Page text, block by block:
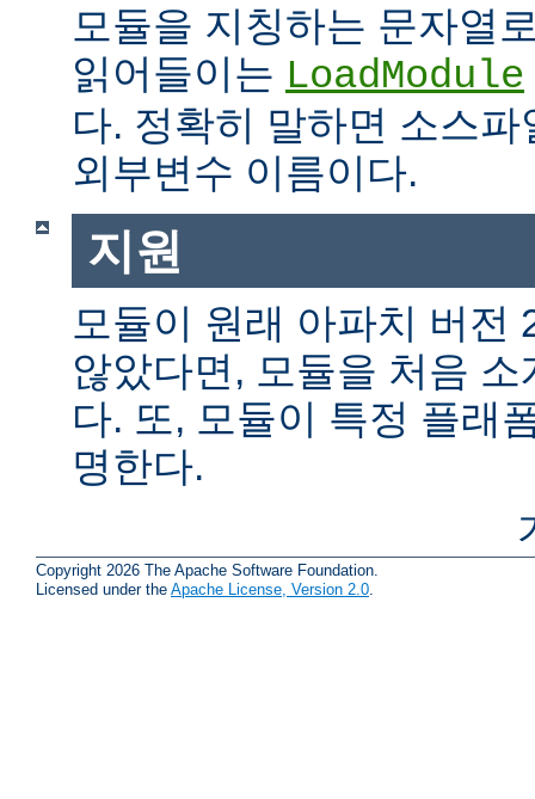
모듈을 지칭하는 문자열
읽어들이는 LoadModule
다. 정확히 말하면 소스
외부변수 이름이다.
지원
모듈이 원래 아파치 버전
않았다면, 모듈을 처음
다. 또, 모듈이 특정 플래
명한다.
Copyright 2026 The Apache Software Foundation.
Licensed under the Apache License, Version 2.0